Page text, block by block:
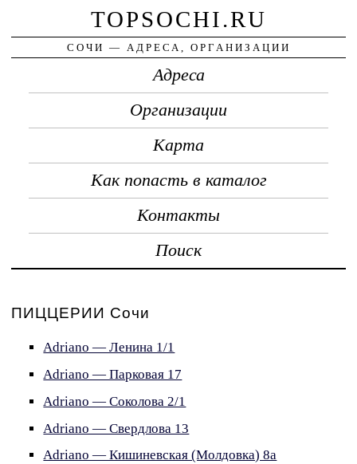
TOPSOCHI.RU
СОЧИ — АДРЕСА, ОРГАНИЗАЦИИ
Адреса
Организации
Карта
Как попасть в каталог
Контакты
Поиск
ПИЦЦЕРИИ Сочи
Adriano — Ленина 1/1
Adriano — Парковая 17
Adriano — Соколова 2/1
Adriano — Свердлова 13
Adriano — Кишиневская (Молдовка) 8а